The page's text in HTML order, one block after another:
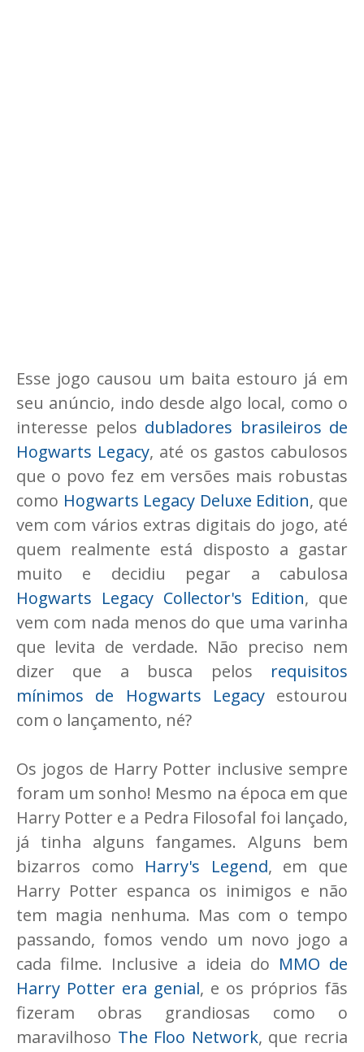
Esse jogo causou um baita estouro já em
seu anúncio, indo desde algo local, como o
interesse pelos dubladores brasileiros de
Hogwarts Legacy, até os gastos cabulosos
que o povo fez em versões mais robustas
como Hogwarts Legacy Deluxe Edition, que
vem com vários extras digitais do jogo, até
quem realmente está disposto a gastar
muito e decidiu pegar a cabulosa
Hogwarts Legacy Collector's Edition, que
vem com nada menos do que uma varinha
que levita de verdade. Não preciso nem
dizer que a busca pelos requisitos
mínimos de Hogwarts Legacyestourou
com o lançamento, né?
Os jogos de Harry Potter inclusive sempre
foram um sonho! Mesmo na época em que
Harry Potter e a Pedra Filosofal foi lançado,
já tinha alguns fangames. Alguns bem
bizarros como Harry's Legend, em que
Harry Potter espanca os inimigos e não
tem magia nenhuma. Mas com o tempo
passando, fomos vendo um novo jogo a
cada filme. Inclusive a ideia do MMO de
Harry Potter era genial, e os próprios fãs
fizeram obras grandiosas como o
maravilhoso The Floo Network, que recria